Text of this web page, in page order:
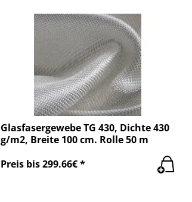
Glasfasergewebe TG 430, Dichte 430
g/m2, Breite 100 cm. Rolle 50 m
Preis bis 299.66€ *